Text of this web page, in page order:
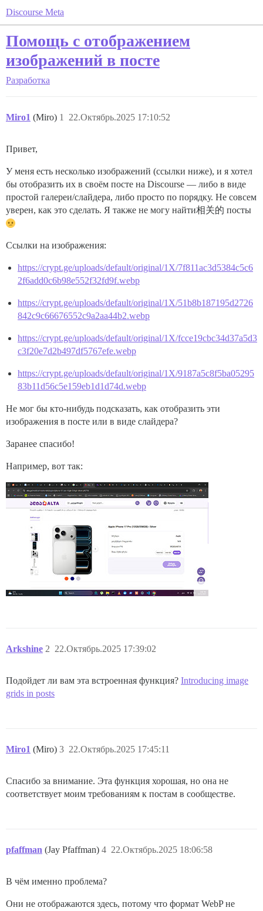
Discourse Meta
Помощь с отображением
изображений в посте
Разработка
Miro1 (Miro) 22.Октябрь.2025 17:10:52
1
Привет,
У меня есть несколько изображений (ссылки ниже), и я хотел
бы отобразить их в своём посте на Discourse — либо в виде
простой галереи/слайдера, либо просто по порядку. Не совсем
уверен, как это сделать. Я также не могу найти相关的 посты
Ссылки на изображения:
https://crypt.ge/uploads/default/original/1X/7f811ac3d5384c5c6
2f6add0c6b98e552f32fd9f.webp
https://crypt.ge/uploads/default/original/1X/51b8b187195d2726
842c9c66676552c9a2aa44b2.webp
https://crypt.ge/uploads/default/original/1X/fcce19cbc34d37a5d3
c3f20e7d2b497df5767efe.webp
https://crypt.ge/uploads/default/original/1X/9187a5c8f5ba05295
83b11d56c5e159eb1d1d74d.webp
Не мог бы кто-нибудь подсказать, как отобразить эти
изображения в посте или в виде слайдера?
Заранее спасибо!
Например, вот так:
Arkshine 22.Октябрь.2025 17:39:02
2
Подойдет ли вам эта встроенная функция? Introducing image
grids in posts
Miro1 (Miro) 22.Октябрь.2025 17:45:11
3
Спасибо за внимание. Эта функция хорошая, но она не
соответствует моим требованиям к постам в сообществе.
pfaffman (Jay Pfaffman) 22.Октябрь.2025 18:06:58
4
В чём именно проблема?
Они не отображаются здесь, потому что формат WebP не